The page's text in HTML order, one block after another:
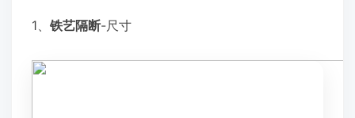
1、 铁艺隔断-尺寸